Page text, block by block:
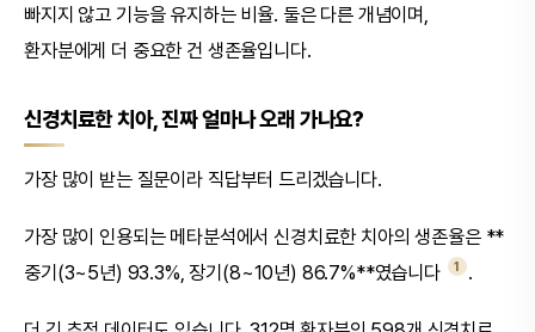
빠지지 않고 기능을 유지하는 비율. 둘은 다른 개념이며,
환자분에게 더 중요한 건 생존율입니다.
신경치료한 치아, 진짜 얼마나 오래 가나요?
가장 많이 받는 질문이라 직답부터 드리겠습니다.
가장 많이 인용되는 메타분석에서 신경치료한 치아의 생존율은 **
중기(3~5년) 93.3%, 장기(8~10년) 86.7%**였습니다
1 .